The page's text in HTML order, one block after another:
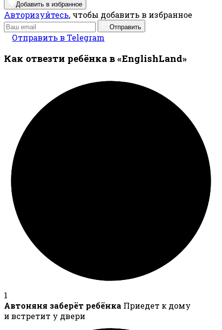
Добавить в избранное
Авторизуйтесь, чтобы добавить в избранное
Отправить
Отправить в Telegram
Как отвезти ребёнка в «EnglishLand»
1
Автоняня заберёт ребёнка Приедет к дому
и встретит у двери